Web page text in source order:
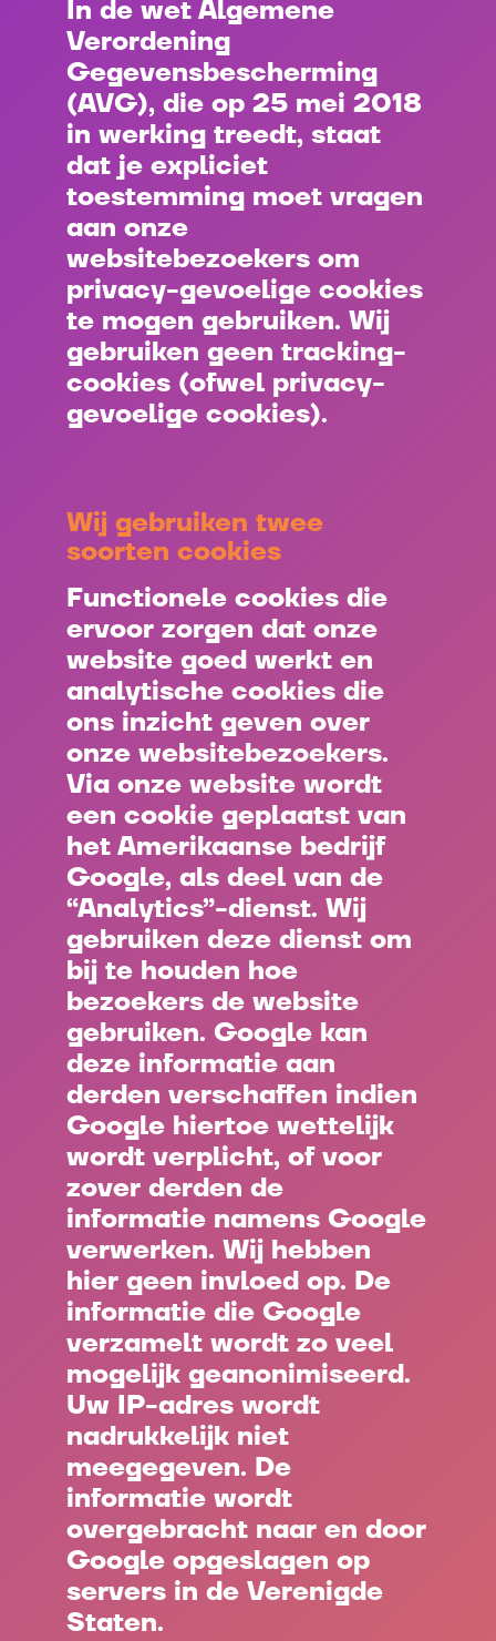
In de wet Algemene
Verordening
Gegevensbescherming
(AVG), die op 25 mei 2018
in werking treedt, staat
dat je expliciet
toestemming moet vragen
aan onze
websitebezoekers om
privacy-gevoelige cookies
te mogen gebruiken. Wij
gebruiken geen tracking-
cookies (ofwel privacy-
gevoelige cookies).
Wij gebruiken twee
soorten cookies
Functionele cookies die
ervoor zorgen dat onze
website goed werkt en
analytische cookies die
ons inzicht geven over
onze websitebezoekers.
Via onze website wordt
een cookie geplaatst van
het Amerikaanse bedrijf
Google, als deel van de
“Analytics”-dienst. Wij
gebruiken deze dienst om
bij te houden hoe
bezoekers de website
gebruiken. Google kan
deze informatie aan
derden verschaffen indien
Google hiertoe wettelijk
wordt verplicht, of voor
zover derden de
informatie namens Google
verwerken. Wij hebben
hier geen invloed op. De
informatie die Google
verzamelt wordt zo veel
mogelijk geanonimiseerd.
Uw IP-adres wordt
nadrukkelijk niet
meegegeven. De
informatie wordt
overgebracht naar en door
Google opgeslagen op
servers in de Verenigde
Staten.